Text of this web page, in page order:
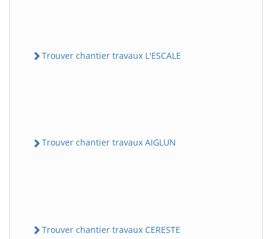
Trouver chantier travaux L'ESCALE
Trouver chantier travaux AIGLUN
Trouver chantier travaux CERESTE